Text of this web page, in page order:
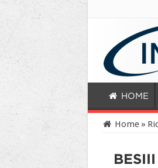
HOME
Home »
BESIII